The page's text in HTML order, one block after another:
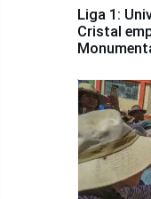
Liga 1:
Cristal